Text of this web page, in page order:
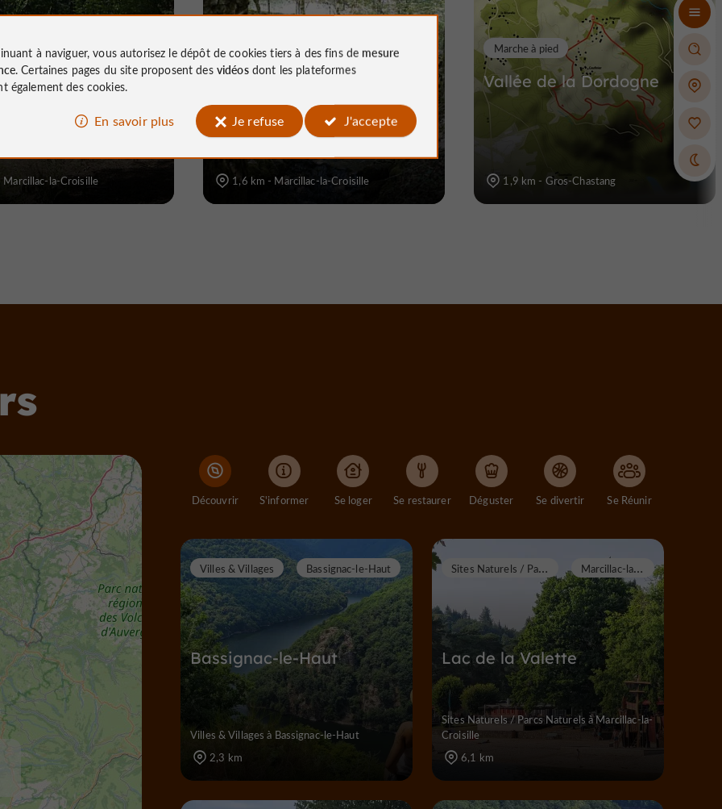
de Bardot
Marcillac-la-Croisille
Les Agaries
Marche à pied
1,6 km - Marcillac-la-Croisille
Vallée de la Dordogne
Marche à pied
1,9 km - Gros-Chastang
Découvrir S'informer Se loger Se restaurer Déguster Se divertir Se Réunir
Bassignac-le-Haut
Villes & Villages Bassignac-le-Haut
Villes & Villages à Bassignac-le-Haut
2,3 km
Lac de la Valette
S
ites Naturels / Parcs Naturels M
arcillac-la-Croisille
Sites Naturels / Parcs Naturels à Marcillac-la-
Croisille
6,1 km
à naviguer, vous autorisez le dépôt de cookies tiers à des fins de mesure
. Certaines pages du site proposent des vidéosdont les plateformes
également des cookies.
En savoir plus Je refuse J'accepte